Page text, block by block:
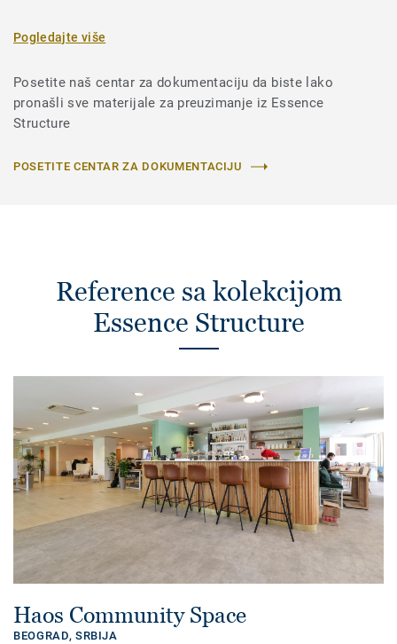
Pogledajte više
Posetite naš centar za dokumentaciju da biste lako
pronašli sve materijale za preuzimanje iz Essence
Structure
POSETITE CENTAR ZA DOKUMENTACIJU
Reference sa kolekcijom
Essence Structure
Haos Community Space
BEOGRAD, SRBIJA